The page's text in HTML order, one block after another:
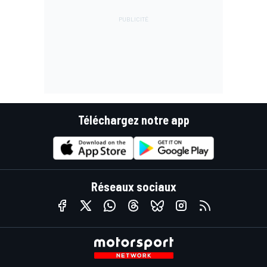
Téléchargez notre app
Réseaux sociaux